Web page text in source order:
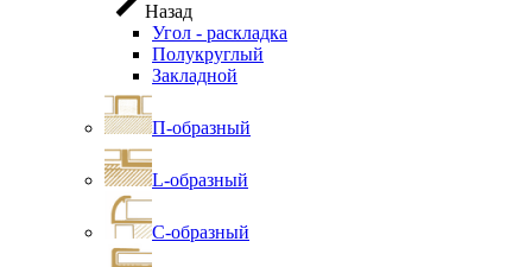
Назад
Угол - раскладка
Полукруглый
Закладной
П-образный
L-образный
С-образный